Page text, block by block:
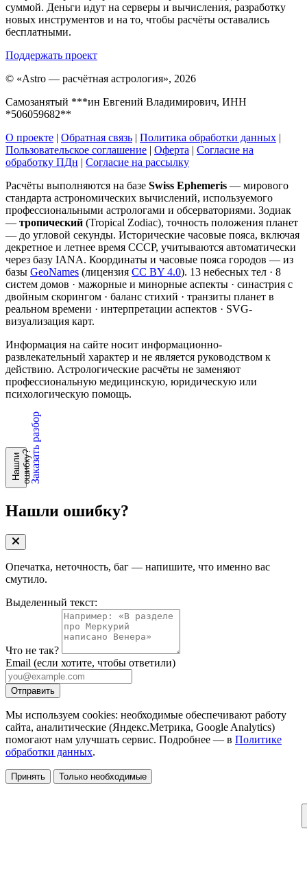
суммой. Деньги идут на серверы и вычисления, разработку
новых инструментов и на то, чтобы расчёты оставались
бесплатными.
Поддержать проект
© «Astro — расчётная астрология», 2026
Самозанятый ***ин Евгений Владимирович, ИНН
*506059682**
О проекте | Обратная связь | Политика обработки данных |
Пользовательское соглашение | Оферта | Согласие на
обработку ПДн | Согласие на рассылку
Расчёты выполняются на базе Swiss Ephemeris — мирового
стандарта астрономических вычислений, используемого
профессиональными астрологами и обсерваториями. Зодиак
— тропический (Tropical Zodiac), точность положения планет
— до угловой секунды. Исторические часовые пояса, включая
декретное и летнее время СССР, учитываются автоматически
через базу IANA. Координаты и часовые пояса городов — из
базы GeoNames (лицензия CC BY 4.0). 13 небесных тел · 8
систем домов · мажорные и минорные аспекты · синастрия с
двойным скорингом · баланс стихий · транзиты планет в
реальном времени · интерпретации аспектов · SVG-
визуализация карт.
Информация на сайте носит информационно-
развлекательный характер и не является руководством к
действию. Астрологические расчёты не заменяют
профессиональную медицинскую, юридическую или
психологическую помощь.
Н
а
ш
л
и
о
ш
и
б
к
у?Заказать разбор
Нашли ошибку?
Опечатка, неточность, баг — напишите, что именно вас
смутило.
Выделенный текст:
Что не так?
Email (если хотите, чтобы ответили)
Отправить
Мы используем cookies: необходимые обеспечивают работу
сайта, аналитические (Яндекс.Метрика, Google Analytics)
помогают нам улучшать сервис. Подробнее — в Политике
обработки данных.
Принять Только необходимые